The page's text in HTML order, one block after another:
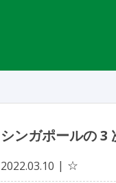
シンガポールの 3
2022.03.10 ☆